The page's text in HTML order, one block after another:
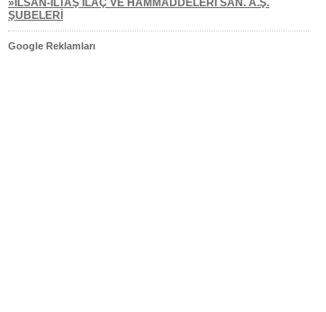
»İLSAN-İLTAŞ İLAÇ VE HAMMADDELERİ SAN. A.Ş.
ŞUBELERİ
Google Reklamları